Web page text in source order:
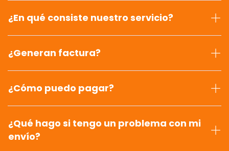
¿En qué consiste nuestro servicio?
¿Generan factura?
¿Cómo puedo pagar?
¿Qué hago si tengo un problema con mi
envío?